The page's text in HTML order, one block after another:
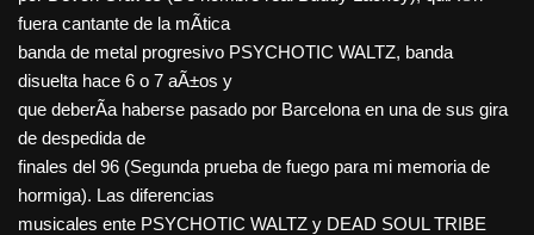
fuera cantante de la mÃ­tica
banda de metal progresivo PSYCHOTIC WALTZ, banda
disuelta hace 6 o 7 aÃ±os y
que deberÃ­a haberse pasado por Barcelona en una de sus gira
de despedida de
finales del 96 (Segunda prueba de fuego para mi memoria de
hormiga). Las diferencias
musicales ente PSYCHOTIC WALTZ y DEAD SOUL TRIBE